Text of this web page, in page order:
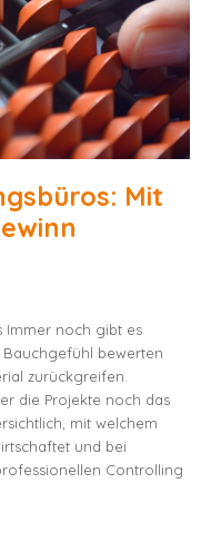
Mit
Immer noch gibt es
bewerten
zurückgreifen.
die Projekte noch das
mit welchem
und bei
Controlling